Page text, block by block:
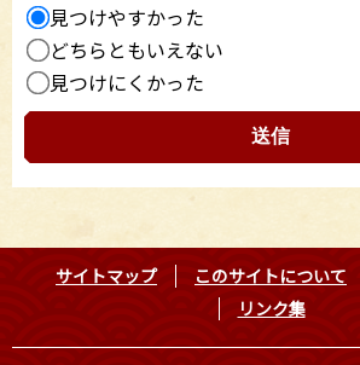
見つけやすかった
どちらともいえない
見つけにくかった
サイトマップ このサイトについて
リンク集